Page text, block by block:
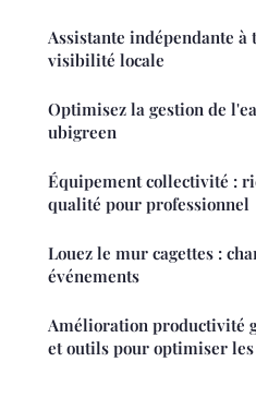
Assistante indépendante à
visibilité locale
Optimisez la gestion de
ubigreen
Équipement collectivité :
qualité pour professionnel
Louez le mur cagettes :
événements
Amélioration productivité
et outils pour optimiser